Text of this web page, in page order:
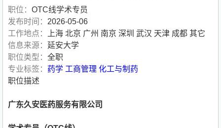
职位： OTC线学术专员
发布时间： 2026-05-06
工作地点：
上海 北京 广州 南京 深圳 武汉 天津 成都 其它
信息来源： 延安大学
职位类型： 全职
专业标签： 药学 工商管理 化工与制药
职位描述
广东久安医药服务有限公司